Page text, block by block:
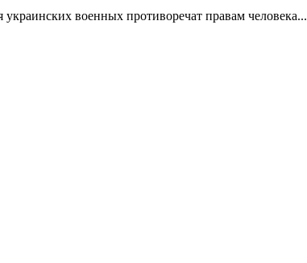
военных противоречат правам человека...